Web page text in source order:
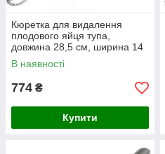
Кюретка для видалення
плодового яйця тупа,
довжина 28,5 см, ширина 14
мм
В наявності
774 ₴
Купити